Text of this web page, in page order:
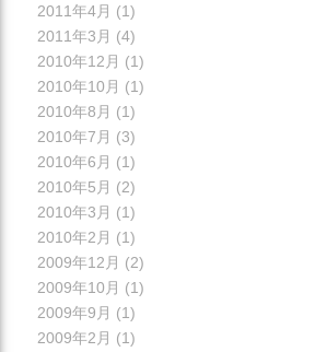
2011年4月 (1)
2011年3月 (4)
2010年12月 (1)
2010年10月 (1)
2010年8月 (1)
2010年7月 (3)
2010年6月 (1)
2010年5月 (2)
2010年3月 (1)
2010年2月 (1)
2009年12月 (2)
2009年10月 (1)
2009年9月 (1)
2009年2月 (1)